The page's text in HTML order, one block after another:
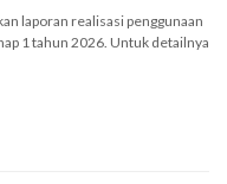
laporan realisasi penggunaan
1 tahun 2026. Untuk detailnya